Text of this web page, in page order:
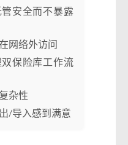
安全而不暴露
网络外访问
保险库工作流
杂性
/导入感到满意